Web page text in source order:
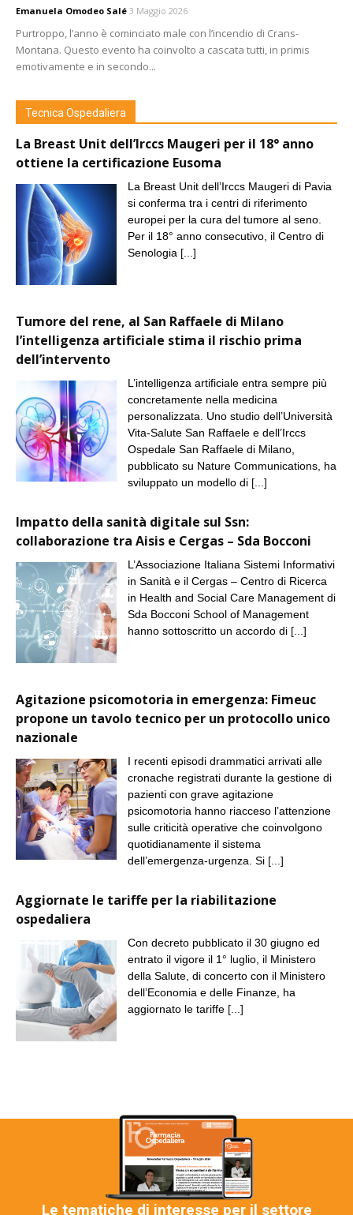
Emanuela Omodeo Salé 3 Maggio 2026
Purtroppo, l’anno è cominciato male con l’incendio di Crans-
Montana. Questo evento ha coinvolto a cascata tutti, in primis
emotivamente e in secondo...
Tecnica Ospedaliera
La Breast Unit dell’Irccs Maugeri per il 18° anno
ottiene la certificazione Eusoma
La Breast Unit dell’Irccs Maugeri di Pavia
si conferma tra i centri di riferimento
europei per la cura del tumore al seno.
Per il 18° anno consecutivo, il Centro di
Senologia [...]
Tumore del rene, al San Raffaele di Milano
l’intelligenza artificiale stima il rischio prima
dell’intervento
L’intelligenza artificiale entra sempre più
concretamente nella medicina
personalizzata. Uno studio dell’Università
Vita-Salute San Raffaele e dell’Irccs
Ospedale San Raffaele di Milano,
pubblicato su Nature Communications, ha
sviluppato un modello di [...]
Impatto della sanità digitale sul Ssn:
collaborazione tra Aisis e Cergas – Sda Bocconi
L’Associazione Italiana Sistemi Informativi
in Sanità e il Cergas – Centro di Ricerca
in Health and Social Care Management di
Sda Bocconi School of Management
hanno sottoscritto un accordo di [...]
Agitazione psicomotoria in emergenza: Fimeuc
propone un tavolo tecnico per un protocollo unico
nazionale
I recenti episodi drammatici arrivati alle
cronache registrati durante la gestione di
pazienti con grave agitazione
psicomotoria hanno riacceso l’attenzione
sulle criticità operative che coinvolgono
quotidianamente il sistema
dell’emergenza-urgenza. Si [...]
Aggiornate le tariffe per la riabilitazione
ospedaliera
Con decreto pubblicato il 30 giugno ed
entrato il vigore il 1° luglio, il Ministero
della Salute, di concerto con il Ministero
dell’Economia e delle Finanze, ha
aggiornato le tariffe [...]
Le tematiche di interesse per il settore